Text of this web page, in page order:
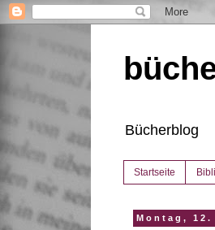
Bücherblog
Startseite
Montag, 12.